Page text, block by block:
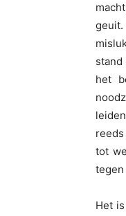
het
tot
tegen
Het